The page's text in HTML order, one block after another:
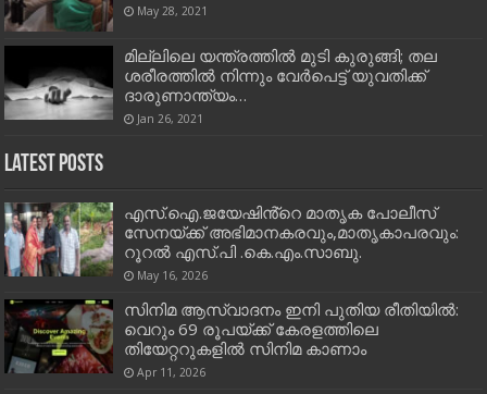
May 28, 2021
മില്ലിലെ യന്ത്രത്തില്‍ മുടി കുരുങ്ങി; തല
ശരീരത്തില്‍ നിന്നും വേര്‍പെട്ട് യുവതിക്ക്
ദാരുണാന്ത്യം…
Jan 26, 2021
Latest Posts
എസ്.ഐ.ജയേഷിൻ്റെ മാതൃക പോലീസ്
സേനയ്ക്ക് അഭിമാനകരവും,മാതൃകാപരവും:
റൂറൽ എസ്.പി .കെ.എം.സാബു.
May 16, 2026
സിനിമ ആസ്വാദനം ഇനി പുതിയ രീതിയിൽ:
വെറും 69 രൂപയ്ക്ക് കേരളത്തിലെ
തിയേറ്ററുകളിൽ സിനിമ കാണാം
Apr 11, 2026